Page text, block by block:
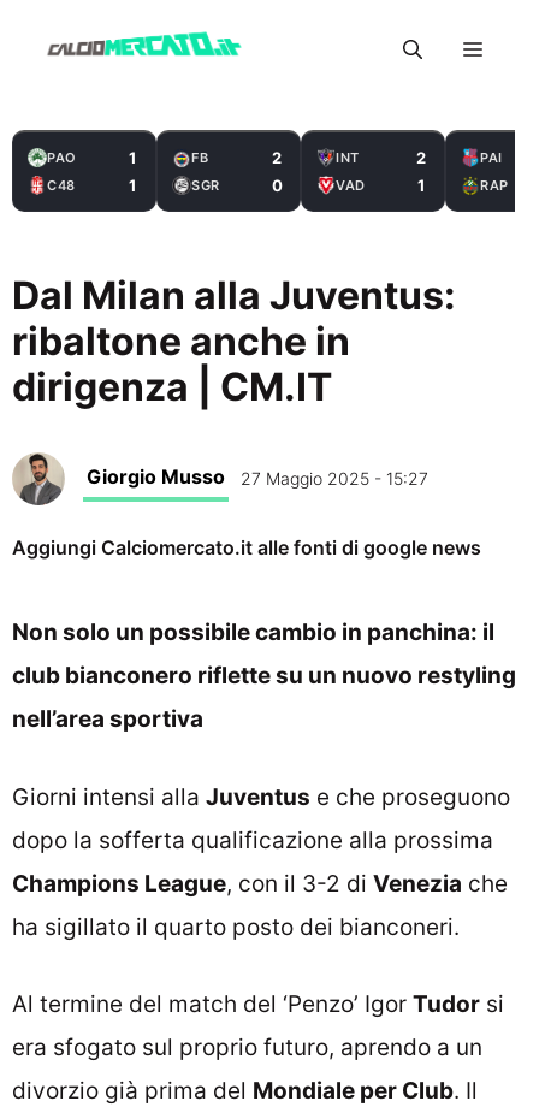
Menu
PAO 1
C48 1
FB 2
SGR 0
INT 2
VAD 1
PAI
RAP
Dal Milan alla Juventus:
ribaltone anche in
dirigenza | CM.IT
Giorgio Musso 27 Maggio 2025 - 15:27
Aggiungi Calciomercato.it alle fonti di google news
Non solo un possibile cambio in panchina: il
club bianconero riflette su un nuovo restyling
nell’area sportiva
Giorni intensi alla Juventus e che proseguono
dopo la sofferta qualificazione alla prossima
Champions League, con il 3-2 di Venezia che
ha sigillato il quarto posto dei bianconeri.
Al termine del match del ‘Penzo’ Igor Tudor si
era sfogato sul proprio futuro, aprendo a un
divorzio già prima del Mondiale per Club. Il